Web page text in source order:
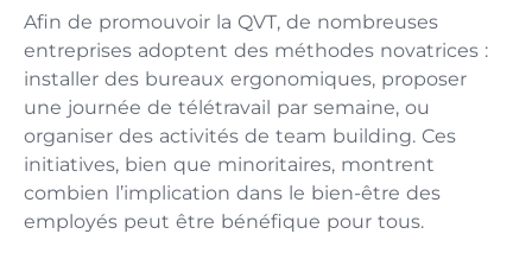
Afin de promouvoir la QVT, de nombreuses
entreprises adoptent des méthodes novatrices :
installer des bureaux ergonomiques, proposer
une journée de télétravail par semaine, ou
organiser des activités de team building. Ces
initiatives, bien que minoritaires, montrent
combien l’implication dans le bien-être des
employés peut être bénéfique pour tous.